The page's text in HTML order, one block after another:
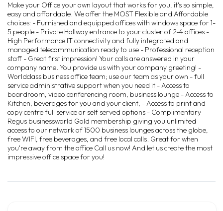
Make your Office your own layout that works for you, it's so simple,
easy and affordable. We offer the MOST Flexible and Affordable
choices: - Furnished and equipped offices with windows space for 1-
5 people - Private Hallway entrance to your cluster of 2-4 offices -
High Performance IT connectivity and fully integrated and
managed telecommunication ready to use - Professional reception
staff - Great first impression! Your calls are answered in your
company name. You provide us with your company greeting! -
Worldclass business office team; use our team as your own - full
service administrative support when you need it - Access to
boardroom, video conferencing room, business lounge - Access to
Kitchen, beverages for you and your client, - Access to print and
copy centre full service or self served options - Complimentary
Regus businessworld Gold membership giving you unlimited
access to our network of 1500 business lounges across the globe,
free WIFI, free beverages, and free local calls. Great for when
you're away from the office Call us now! And let us create the most
impressive office space for you!